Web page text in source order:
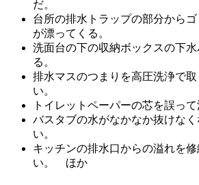
だ。
台所の排水トラップの部分から
が漂ってくる。
洗面台の下の収納ボックスの下
る。
排水マスのつまりを高圧洗浄で
い。
トイレットペーパーの芯を誤って
バスタブの水がなかなか抜けな
い。
キッチンの排水口からの溢れを
い。 ほか